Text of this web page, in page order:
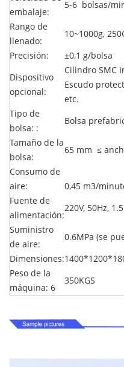
embalaje:
5-6 bolsas/
Rango de
llenado:
10~1000g,
Precisión:
±0,1 g/bolsa
Dispositivo
opcional:
Cilindro SMC
Escudo
etc.
Tipo de
bolsa: :
Bolsa
Tamaño de la
bolsa:
65 mm ≤
Consumo de
aire:
0,45 m3/
Fuente de
alimentación:
220V, 50Hz,
Suministro
de aire:
0.6MPa (se
Dimensiones:
Peso de la
máquina: 6
350KGS